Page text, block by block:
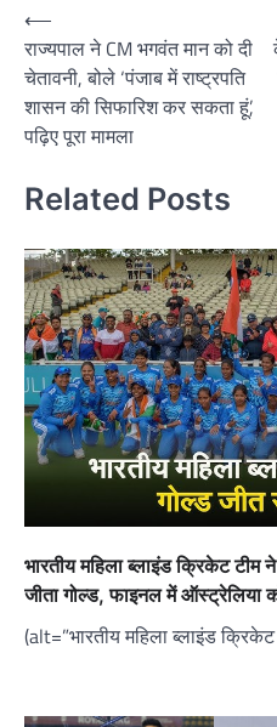
Post
navigation
⟵
राज्यपाल ने CM भगवंत मान को दी
चेतावनी, बोले ‘पंजाब में राष्ट्रपति
शासन की सिफारिश कर सकता हूं’,
पढ़िए पूरा मामला
Related Posts
भारतीय महिला ब्लाइंड क्रिकेट टीम
जीता गोल्ड, फाइनल में ऑस्ट्रेलिया
(alt=”भारतीय महिला ब्लाइंड